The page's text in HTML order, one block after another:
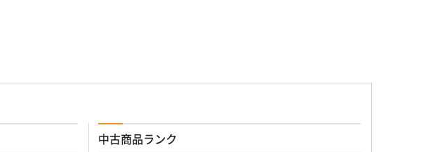
中古商品ランク